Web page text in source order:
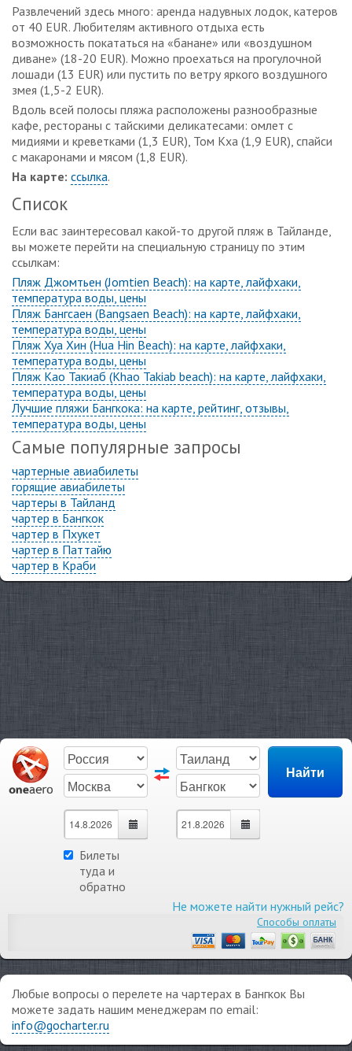
Развлечений здесь много: аренда надувных лодок, катеров
от 40 EUR. Любителям активного отдыха есть
возможность покататься на «банане» или «воздушном
диване» (18-20 EUR). Можно проехаться на прогулочной
лошади (13 EUR) или пустить по ветру яркого воздушного
змея (1,5-2 EUR).
Вдоль всей полосы пляжа расположены разнообразные
кафе, рестораны с тайскими деликатесами: омлет с
мидиями и креветками (1,3 EUR), Том Кха (1,9 EUR), спайси
с макаронами и мясом (1,8 EUR).
На карте: ссылка.
Список
Если вас заинтересовал какой-то другой пляж в Тайланде,
вы можете перейти на специальную страницу по этим
ссылкам:
Пляж Джомтьен (Jomtien Beach): на карте, лайфхаки,
температура воды, цены
Пляж Бангсаен (Bangsaen Beach): на карте, лайфхаки,
температура воды, цены
Пляж Хуа Хин (Hua Hin Beach): на карте, лайфхаки,
температура воды, цены
Пляж Као Такиаб (Khao Takiab beach): на карте, лайфхаки,
температура воды, цены
Лучшие пляжи Бангкока: на карте, рейтинг, отзывы,
температура воды, цены
Самые популярные запросы
чартерные авиабилеты
горящие авиабилеты
чартеры в Тайланд
чартер в Бангкок
чартер в Пхукет
чартер в Паттайю
чартер в Краби
Билеты
туда и
обратно
Не можете найти нужный рейс?
Способы оплаты
Любые вопросы о перелете на чартерах в Бангкок Вы
можете задать нашим менеджерам по email:
info@gocharter.ru